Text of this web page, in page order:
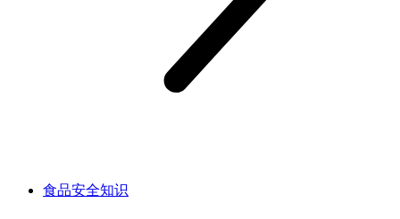
食品安全知识